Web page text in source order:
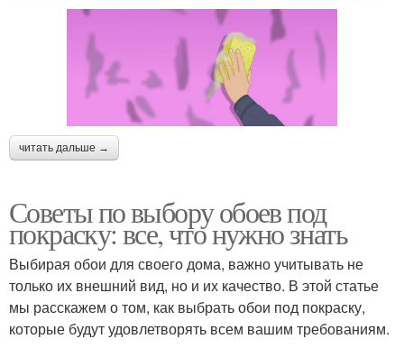
читать дальше →
Советы по выбору обоев под
покраску: все, что нужно знать
Выбирая обои для своего дома, важно учитывать не
только их внешний вид, но и их качество. В этой статье
мы расскажем о том, как выбрать обои под покраску,
которые будут удовлетворять всем вашим требованиям.